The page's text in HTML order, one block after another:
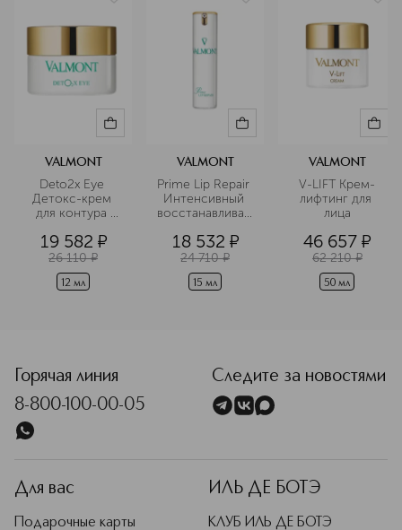
VALMONT
Deto2x Eye
Детокс-крем
для контура
Кислородный
уход
19 582 ¤
26 110 ¤
12 мл
VALMONT
Prime Lip Repair
Интенсивный
восстанавливающий
уход для губ
18 532 ¤
24 710 ¤
15 мл
VALMONT
V-LIFT Крем-
лифтинг для
лица
46 657 ¤
62 210 ¤
50 мл
Горячая линия
8-800-100-00-05
Следите за новостями
Для вас
Подарочные карты
ИЛЬ ДЕ БОТЭ
КЛУБ ИЛЬ ДЕ БОТЭ